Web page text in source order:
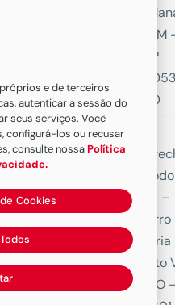
–
– AM
CEP
550
0085-
2711 –
Bairro
Porto
– RO
e de terceiros
autenticar a sessão do
seus serviços. Você
configurá-los ou recusar
consulte nossaPolítica
Cookies